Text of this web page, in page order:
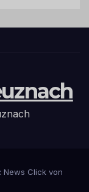
News Click von